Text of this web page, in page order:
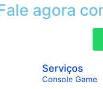
agora
Serviços
Console Game